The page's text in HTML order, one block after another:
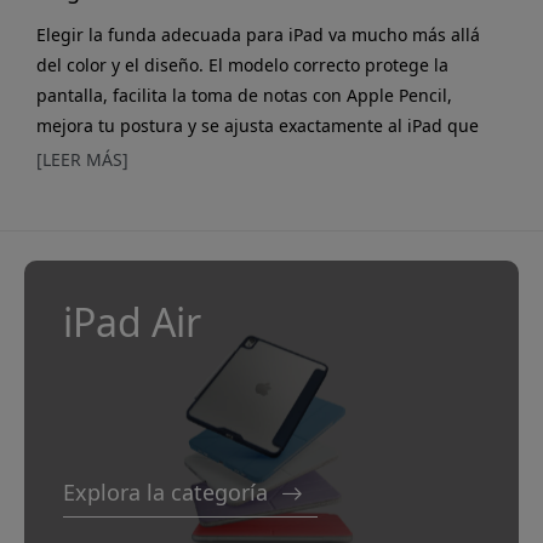
Elegir la funda adecuada para iPad va mucho más allá
del color y el diseño. El modelo correcto protege la
pantalla, facilita la toma de notas con Apple Pencil,
mejora tu postura y se ajusta exactamente al iPad que
tienes. En esta guía, repasamos lo que realmente
resistente
[LEER MÁS]
iPad Air
Explora la categoría